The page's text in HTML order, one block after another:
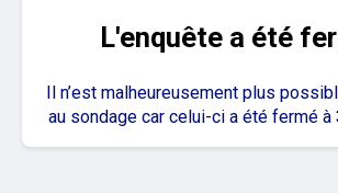
L'enquête a été
Il n’est malheureusement plus
au sondage car celui-ci a été fermé à